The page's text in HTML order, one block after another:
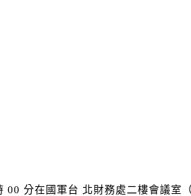
分在國軍台 北財務處二樓會議室